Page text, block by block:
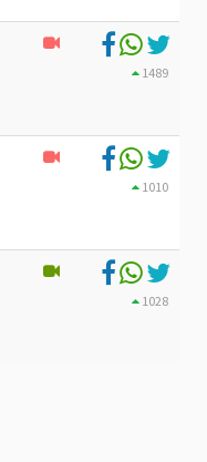
1489
1010
1028